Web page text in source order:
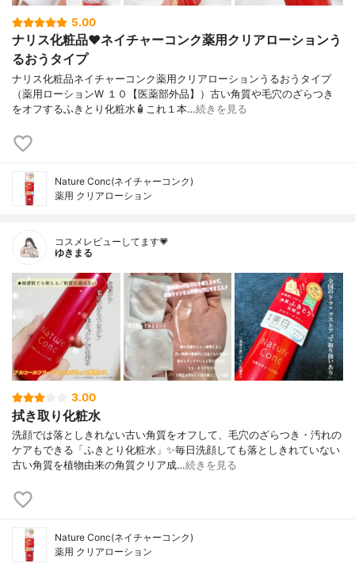
5.00
ナリス化粧品❤️ネイチャーコンク薬用クリアローションう
るおうタイプ
ナリス化粧品ネイチャーコンク薬用クリアローションうるおうタイプ
（薬用ローションW １０【医薬部外品】）古い角質や毛穴のざらつき
をオフするふきとり化粧水🧴これ１本…続きを見る
Nature Conc(ネイチャーコンク)
薬用 クリアローション
コスメレビューしてます💗
ゆきまる
3.00
拭き取り化粧水
洗顔では落としきれない古い角質をオフして、毛穴のざらつき・汚れの
ケアもできる「ふきとり化粧水」✨毎日洗顔しても落としきれていない
古い角質を植物由来の角質クリア成…続きを見る
Nature Conc(ネイチャーコンク)
薬用 クリアローション